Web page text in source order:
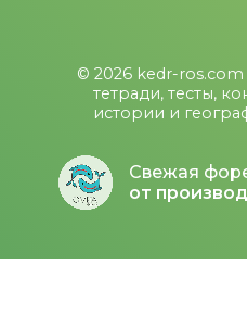
© 2026 kedr-ros.com
тетради, тесты,
истории и
Свежая
от